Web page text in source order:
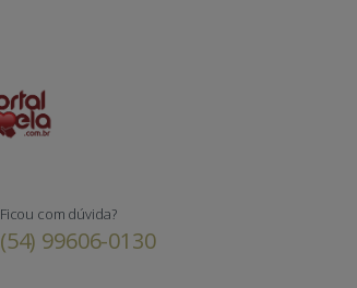
Ficou com dúvida?
(54) 99606-0130